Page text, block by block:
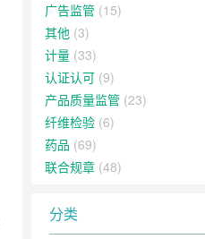
广告监管 (15)
其他 (3)
计量 (33)
认证认可 (9)
产品质量监管 (23)
纤维检验 (6)
药品 (69)
联合规章 (48)
分类